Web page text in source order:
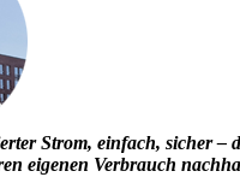
Strom, einfach, sicher –
eigenen Verbrauch